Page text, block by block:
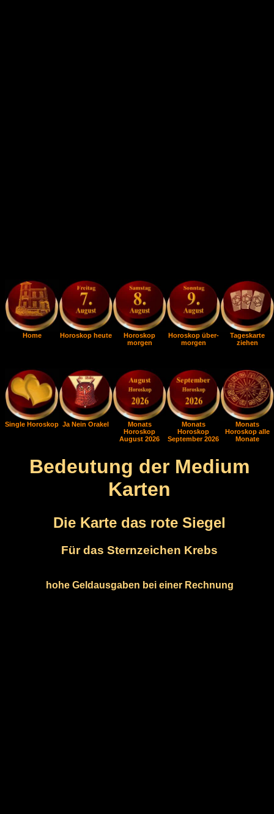
Home Horoskop heute
Horoskop
morgen
Horoskop über-
morgen
Tageskarte
ziehen
Single Horoskop Ja Nein Orakel
Monats
Horoskop
August 2026
Monats
Horoskop
September 2026
Monats
Horoskop alle
Monate
Bedeutung der Medium
Karten
Die Karte das rote Siegel
Für das Sternzeichen Krebs
hohe Geldausgaben bei einer Rechnung